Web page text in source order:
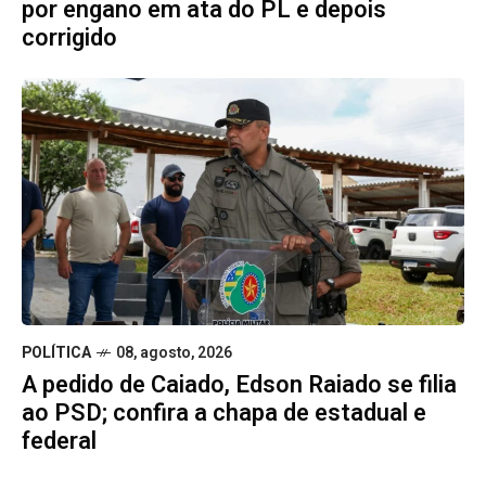
por engano em ata do PL e depois
corrigido
POLÍTICA 08, agosto, 2026
A pedido de Caiado, Edson Raiado se filia
ao PSD; confira a chapa de estadual e
federal